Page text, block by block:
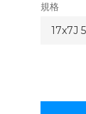
規格